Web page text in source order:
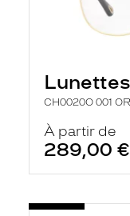
CH0020O 001
À partir de
289,00 €